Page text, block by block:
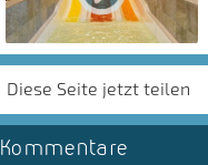
Diese Seite jetzt teilen
Kommentare